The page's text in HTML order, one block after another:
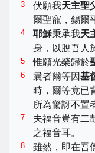
3 伏願我天主聖
爾聖寵，錫爾
4 耶穌秉承我天
身，以脫吾人
5 惟願光榮歸於
6 曩者爾等因基
時，爾等竟已
所為驚訝不置
7 夫福音豈有二
之福音耳。
8
雖然，即在吾